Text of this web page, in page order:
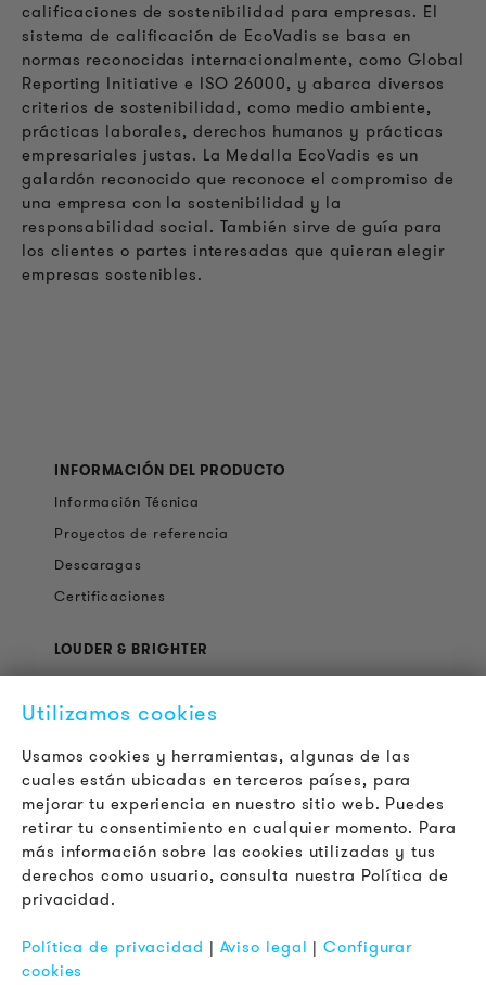
calificaciones de sostenibilidad para empresas. El
sistema de calificación de EcoVadis se basa en
normas reconocidas internacionalmente, como Global
Reporting Initiative e ISO 26000, y abarca diversos
criterios de sostenibilidad, como medio ambiente,
prácticas laborales, derechos humanos y prácticas
empresariales justas. La Medalla EcoVadis es un
galardón reconocido que reconoce el compromiso de
una empresa con la sostenibilidad y la
responsabilidad social. También sirve de guía para
los clientes o partes interesadas que quieran elegir
empresas sostenibles.
INFORMACIÓN DEL PRODUCTO
Información Técnica
Proyectos de referencia
Descaragas
Certificaciones
LOUDER & BRIGHTER
Acerca de la empresa
Contacto
Boletín
LEGAL
Terminos y Condiciones Generales
Aviso de Privacidad
FAQ
Utilizamos cookies
Usamos cookies y herramientas, algunas de las
cuales están ubicadas en terceros países, para
mejorar tu experiencia en nuestro sitio web. Puedes
retirar tu consentimiento en cualquier momento. Para
más información sobre las cookies utilizadas y tus
derechos como usuario, consulta nuestra Política de
privacidad.
Política de privacidad | Aviso legal |Configurar
cookies